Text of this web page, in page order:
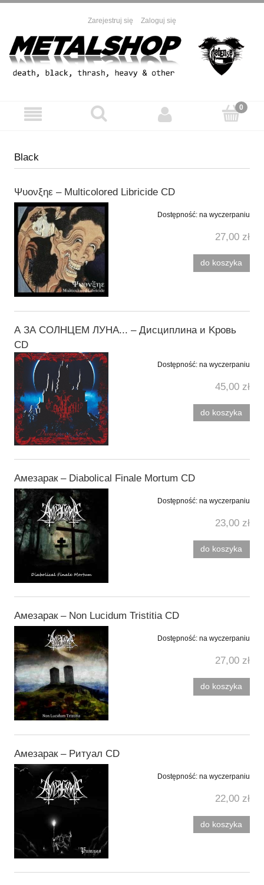
Zarejestruj się Zaloguj się
Black
Ψυονξηε ‎– Multicolored Libricide CD
Dostępność: na wyczerpaniu
27,00 zł
do koszyka
А ЗА СОЛНЦЕМ ЛУНА... ‎– Д​и​с​ц​и​п​л​и​н​а и K​р​о​в​ь
CD
Dostępność: na wyczerpaniu
45,00 zł
do koszyka
Амезарак ‎– Diabolical Finale Mortum CD
Dostępność: na wyczerpaniu
23,00 zł
do koszyka
Амезарак ‎– Non Lucidum Tristitia CD
Dostępność: na wyczerpaniu
27,00 zł
do koszyka
Амезарак ‎– Ритуал CD
Dostępność: na wyczerpaniu
22,00 zł
do koszyka